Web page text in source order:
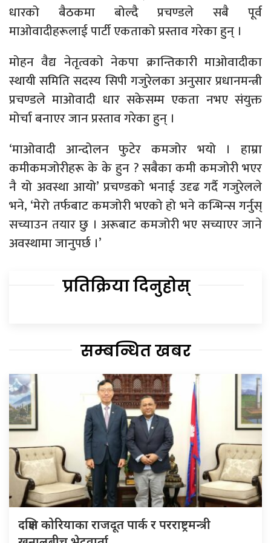
धारको बैठकमा बोल्दै प्रचण्डले सबै पूर्व
माओवादीहरूलाई पार्टी एकताको प्रस्ताव गरेका हुन् ।
मोहन वैद्य नेतृत्वको नेकपा क्रान्तिकारी माओवादीका
स्थायी समिति सदस्य सिपी गजुरेलका अनुसार प्रधानमन्त्री
प्रचण्डले माओवादी धार सकेसम्म एकता नभए संयुक्त
मोर्चा बनाएर जान प्रस्ताव गरेका हुन् ।
‘माओवादी आन्दोलन फुटेर कमजोर भयो । हाम्रा
कमीकमजोरीहरू के के हुन ? सबैका कमी कमजोरी भएर
नै यो अवस्था आयो’ प्रचण्डको भनाई उदृढ गर्दै गजुरेलले
भने, ‘मेरो तर्फबाट कमजोरी भएको हो भने कन्भिन्स गर्नुस्
सच्याउन तयार छु । अरूबाट कमजोरी भए सच्याएर जाने
अवस्थामा जानुपर्छ ।’
प्रतिक्रिया दिनुहोस्
सम्बन्धित खबर
दक्षिण कोरियाका राजदूत पार्क र परराष्ट्रमन्त्री